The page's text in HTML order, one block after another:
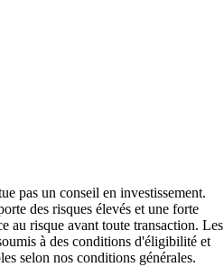
pas un conseil en investissement.
des risques élevés et une forte
au risque avant toute transaction. Les
à des conditions d'éligibilité et
selon nos conditions générales.